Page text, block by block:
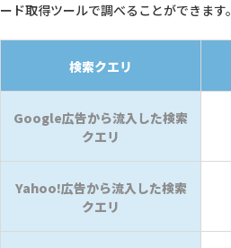
ード取得ツールで調べることができます。
検索クエリ
Google広告から流入した検索
クエリ
Yahoo!広告から流入した検索
クエリ